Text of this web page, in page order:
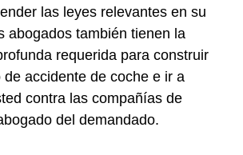
las leyes relevantes en su
abogados también tienen la
requerida para construir
de accidente de coche e ir a
contra las compañías de
del demandado.